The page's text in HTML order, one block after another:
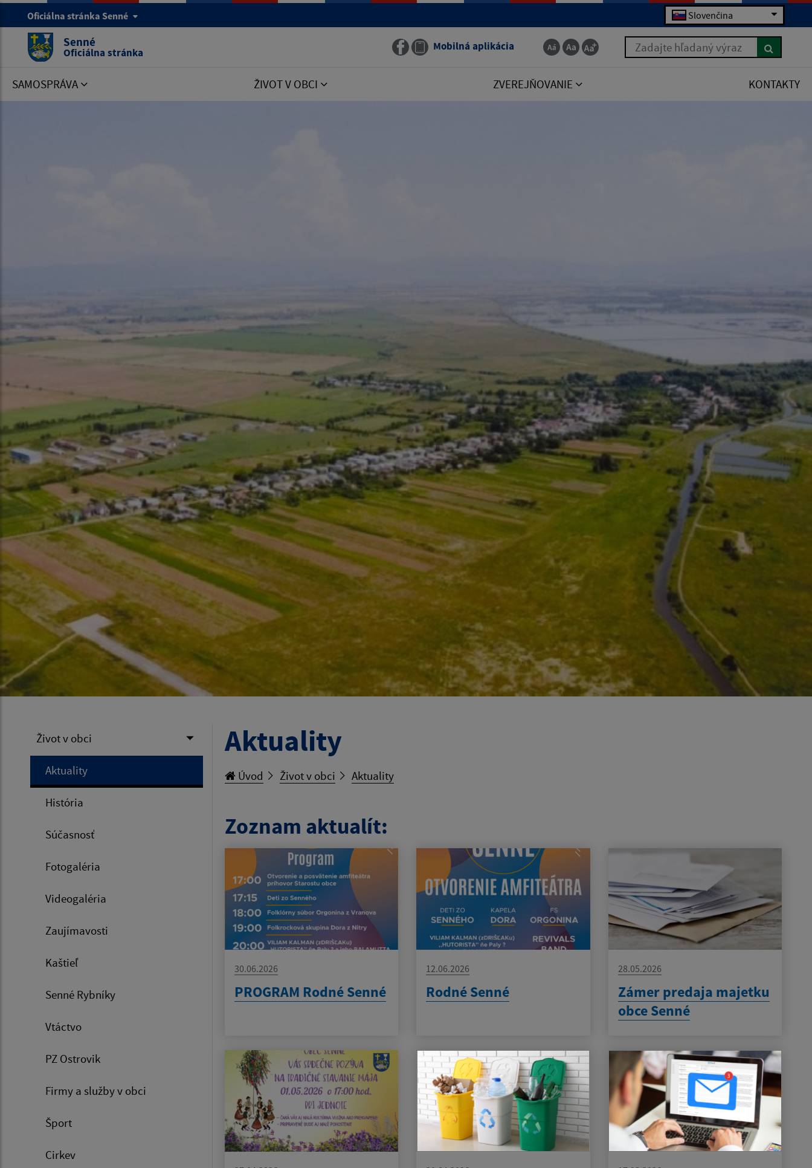
Oficiálna stránka Senné Slovenčina
Senné
Oficiálna stránka Mobilná aplikácia Zadajte hľadaný výraz
SAMOSPRÁVA ŽIVOT V OBCI ZVEREJŇOVANIE KONTAKTY
Život v obci
Aktuality
História
Súčasnosť
Fotogaléria
Videogaléria
Zaujímavosti
Kaštieľ
Senné Rybníky
Vtáctvo
PZ Ostrovik
Firmy a služby v obci
Šport
Cirkev
Aktuality
Úvod Život v obci Aktuality
Zoznam aktualít:
30.06.2026
PROGRAM Rodné Senné
12.06.2026
Rodné Senné
28.05.2026
Zámer predaja majetku
obce Senné